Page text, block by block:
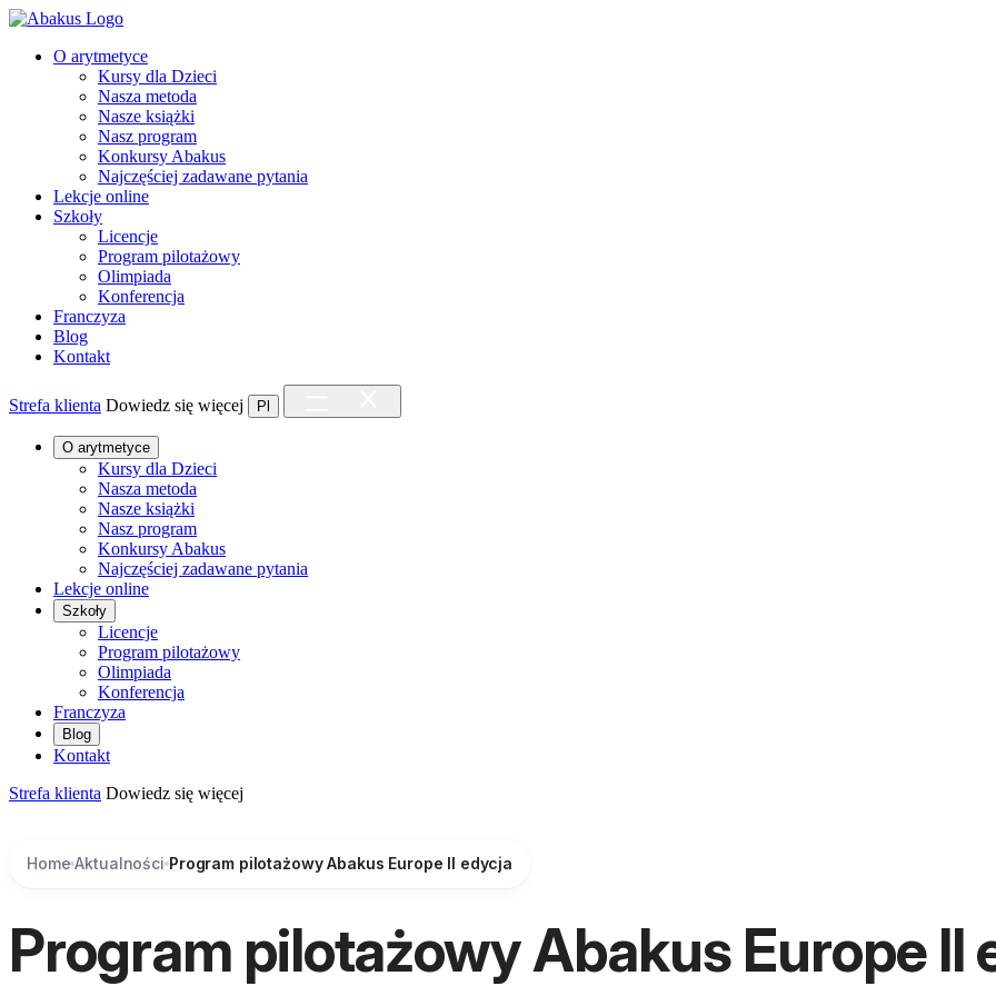
O arytmetyce
Kursy dla Dzieci
Nasza metoda
Nasze książki
Nasz program
Konkursy Abakus
Najczęściej zadawane pytania
Lekcje online
Szkoły
Licencje
Program pilotażowy
Olimpiada
Konferencja
Franczyza
Blog
Kontakt
Strefa klienta Dowiedz się więcej Pl
O arytmetyce
Kursy dla Dzieci
Nasza metoda
Nasze książki
Nasz program
Konkursy Abakus
Najczęściej zadawane pytania
Lekcje online
Szkoły
Licencje
Program pilotażowy
Olimpiada
Konferencja
Franczyza
Blog
Kontakt
Strefa klienta Dowiedz się więcej
Home Aktualności Program pilotażowy Abakus Europe II edycja
Program pilotażowy Abakus Europe II